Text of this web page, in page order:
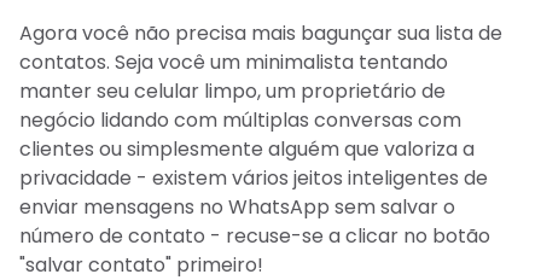
Agora você não precisa mais bagunçar sua lista de
contatos. Seja você um minimalista tentando
manter seu celular limpo, um proprietário de
negócio lidando com múltiplas conversas com
clientes ou simplesmente alguém que valoriza a
privacidade - existem vários jeitos inteligentes de
enviar mensagens no WhatsApp sem salvar o
número de contato - recuse-se a clicar no botão
"salvar contato" primeiro!